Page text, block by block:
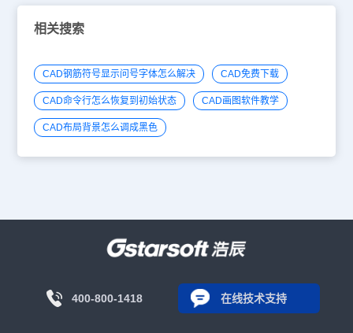
相关搜索
CAD钢筋符号显示问号字体怎么解决 CAD免费下载
CAD命令行怎么恢复到初始状态 CAD画图软件教学
CAD布局背景怎么调成黑色
400-800-1418 在线技术支持